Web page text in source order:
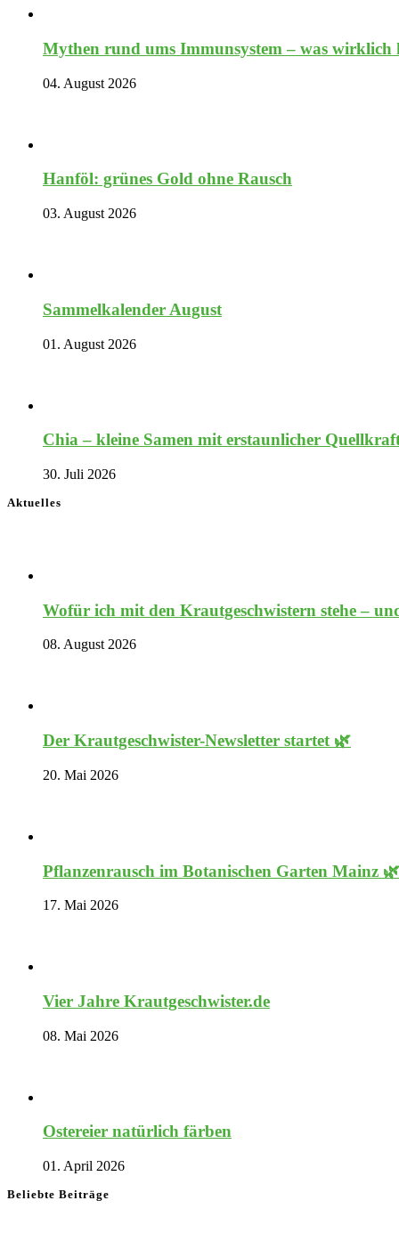
Mythen rund ums Immunsystem – was
04. August 2026
Hanföl: grünes Gold ohne Rausch
03. August 2026
Sammelkalender August
01. August 2026
Chia – kleine Samen mit erstaunlicher
30. Juli 2026
Aktuelles
Wofür ich mit den Krautgeschwistern stehe –
08. August 2026
Der Krautgeschwister-Newsletter startet 🌿
20. Mai 2026
Pflanzenrausch im Botanischen Garten Mainz 🌿
17. Mai 2026
Vier Jahre Krautgeschwister.de
08. Mai 2026
Ostereier natürlich färben
01. April 2026
Beliebte Beiträge